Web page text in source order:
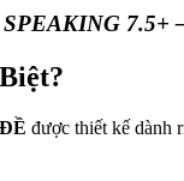
7.5+
được thiết kế dành